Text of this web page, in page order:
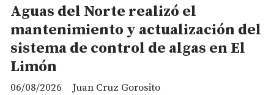
Aguas del Norte realizó el
mantenimiento y actualización del
sistema de control de algas en El
Limón
Juan Cruz Gorosito
06/08/2026